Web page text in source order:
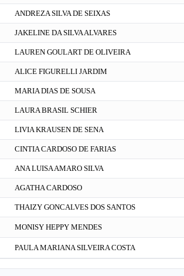
ANDREZA SILVA DE SEIXAS
JAKELINE DA SILVA ALVARES
LAUREN GOULART DE OLIVEIRA
ALICE FIGURELLI JARDIM
MARIA DIAS DE SOUSA
LAURA BRASIL SCHIER
LIVIA KRAUSEN DE SENA
CINTIA CARDOSO DE FARIAS
ANA LUISA AMARO SILVA
AGATHA CARDOSO
THAIZY GONCALVES DOS SANTOS
MONISY HEPPY MENDES
PAULA MARIANA SILVEIRA COSTA